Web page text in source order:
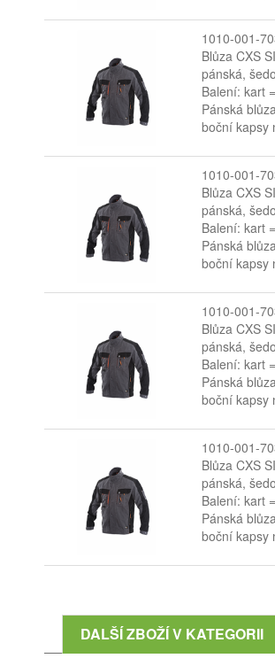
1010-001-
Blůza CXS
pánská,
Balení: kart
Pánská
boční kapsy
1010-001-
Blůza CXS
pánská,
Balení: kart
Pánská
boční kapsy
1010-001-
Blůza CXS
pánská,
Balení: kart
Pánská
boční kapsy
1010-001-
Blůza CXS
pánská,
Balení: kart
Pánská
boční kapsy
DALŠÍ ZBOŽÍ V KATEGORII